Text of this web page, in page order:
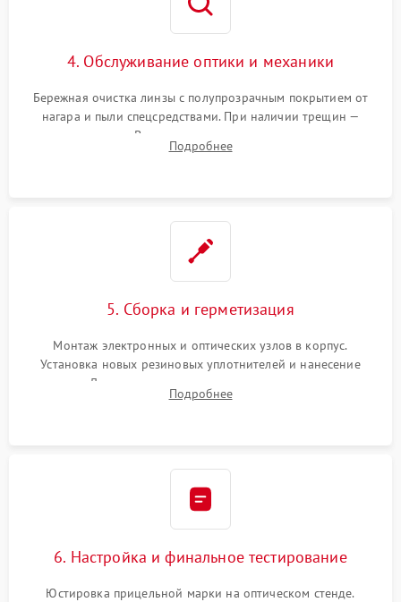
4. Обслуживание оптики и механики
Бережная очистка линзы с полупрозрачным покрытием от
нагара и пыли спецсредствами. При наличии трещин —
замена стекла. Восстановление или замена пружин и
резьбовых элементов в механизме ввода поправок для
Подробнее
5. Сборка и герметизация
Монтаж электронных и оптических узлов в корпус.
Установка новых резиновых уплотнителей и нанесение
герметика. Для закрытых коллиматоров — вакуумирование и
заполнение инертным газом для исключения запотевания
Подробнее
6. Настройка и финальное тестирование
Юстировка прицельной марки на оптическом стенде.